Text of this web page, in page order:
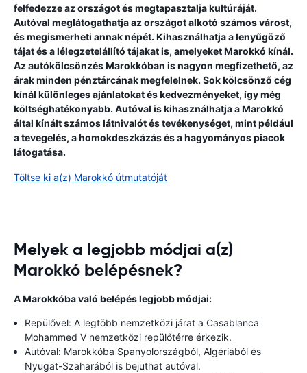
felfedezze az országot és megtapasztalja kultúráját.
Autóval meglátogathatja az országot alkotó számos várost,
és megismerheti annak népét. Kihasználhatja a lenyűgöző
tájat és a lélegzetelállító tájakat is, amelyeket Marokkó kínál.
Az autókölcsönzés Marokkóban is nagyon megfizethető, az
árak minden pénztárcának megfelelnek. Sok kölcsönző cég
kínál különleges ajánlatokat és kedvezményeket, így még
költséghatékonyabb. Autóval is kihasználhatja a Marokkó
által kínált számos látnivalót és tevékenységet, mint például
a tevegelés, a homokdeszkázás és a hagyományos piacok
látogatása.
Töltse ki a(z) Marokkó útmutatóját
Melyek a legjobb módjai a(z)
Marokkó belépésnek?
A Marokkóba való belépés legjobb módjai:
Repülővel: A legtöbb nemzetközi járat a Casablanca
Mohammed V nemzetközi repülőtérre érkezik.
Autóval: Marokkóba Spanyolországból, Algériából és
Nyugat-Szaharából is bejuthat autóval.